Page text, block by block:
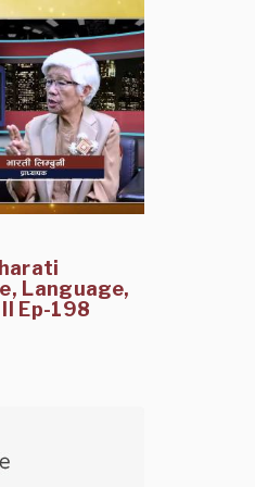
Language,
Ep-198